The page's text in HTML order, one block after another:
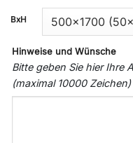
BxH
Hinweise und Wünsche
Bitte geben Sie hier Ihre
(maximal 10000 Zeichen)